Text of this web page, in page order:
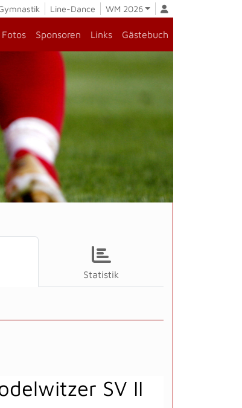
Line-Dance WM 2026
Fotos Sponsoren Links Gästebuch
Statistik
SV II